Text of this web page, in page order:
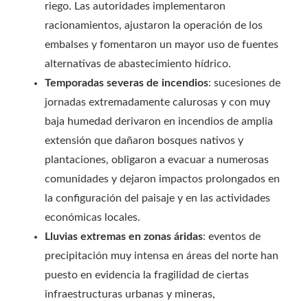
riego. Las autoridades implementaron
racionamientos, ajustaron la operación de los
embalses y fomentaron un mayor uso de fuentes
alternativas de abastecimiento hídrico.
Temporadas severas de incendios: sucesiones de
jornadas extremadamente calurosas y con muy
baja humedad derivaron en incendios de amplia
extensión que dañaron bosques nativos y
plantaciones, obligaron a evacuar a numerosas
comunidades y dejaron impactos prolongados en
la configuración del paisaje y en las actividades
económicas locales.
Lluvias extremas en zonas áridas: eventos de
precipitación muy intensa en áreas del norte han
puesto en evidencia la fragilidad de ciertas
infraestructuras urbanas y mineras,